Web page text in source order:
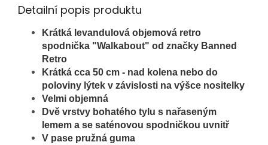
Detailní popis produktu
Krátká levandulová objemová retro
spodnička "Walkabout" od značky Banned
Retro
Krátká cca 50 cm - nad kolena nebo do
poloviny lýtek v závislosti na výšce nositelky
Velmi objemná
Dvě vrstvy bohatého tylu s nařaseným
lemem a se saténovou spodničkou uvnitř
V pase pružná guma